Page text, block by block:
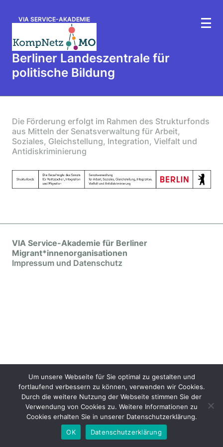
VIA SERVICE-AKADEMIE
Berliner Landeszentrale für
politische Bildung
Die Förderung erfolgt im Rahmen des Strukturfonds
aus Mitteln der Senatsverwaltung für Arbeit,
Soziales, Gleichstellung, Integration, Vielfalt und
Antidiskriminierung
VIA Service-Akademie für Berliner
Migrant*innenorganisationen
Impressum und Datenschutz
Um unsere Webseite für Sie optimal zu gestalten und
fortlaufend verbessern zu können, verwenden wir Cookies.
Durch die weitere Nutzung der Webseite stimmen Sie der
Verwendung von Cookies zu. Weitere Informationen zu
Cookies erhalten Sie in unserer Datenschutzerklärung.
OK
Datenschutzerklärung